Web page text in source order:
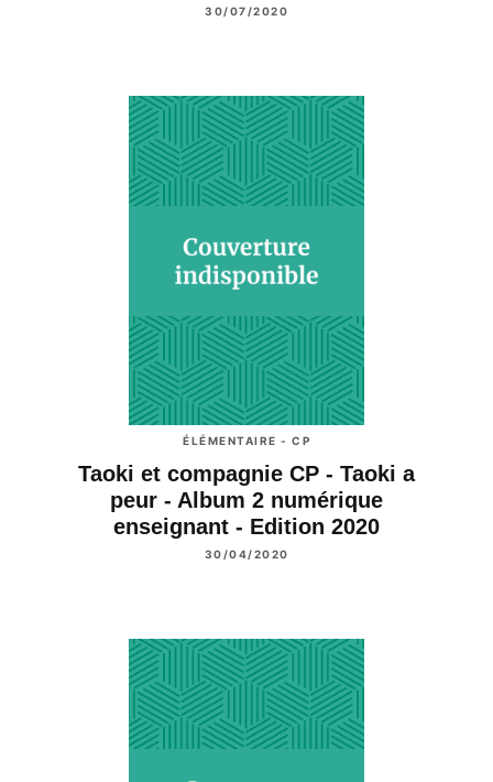
30/07/2020
ÉLÉMENTAIRE - CP
Taoki et compagnie CP - Taoki a
peur - Album 2 numérique
enseignant - Edition 2020
30/04/2020